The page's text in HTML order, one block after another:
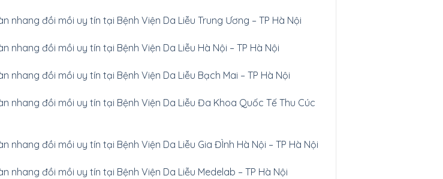
nhang đồi mồi uy tín tại Bệnh Viện Da Liễu Trung Ương – TP Hà Nội
nhang đồi mồi uy tín tại Bệnh Viện Da Liễu Hà Nội – TP Hà Nội
nhang đồi mồi uy tín tại Bệnh Viện Da Liễu Bạch Mai – TP Hà Nội
nhang đồi mồi uy tín tại Bệnh Viện Da Liễu Đa Khoa Quốc Tế Thu Cúc
nhang đồi mồi uy tín tại Bệnh Viện Da Liễu Gia ĐÌnh Hà Nội – TP Hà Nội
nhang đồi mồi uy tín tại Bệnh Viện Da Liễu Medelab – TP Hà Nội